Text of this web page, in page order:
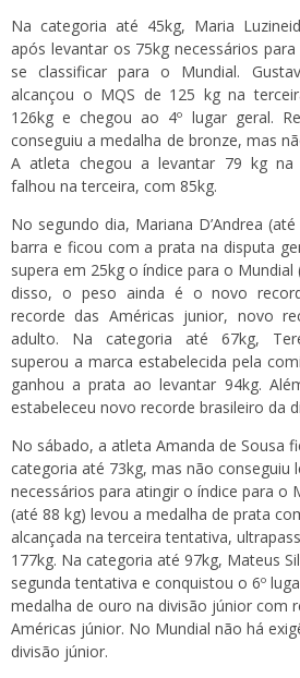
Na categoria até 45kg, Maria
após levantar os 75kg necessários
se classificar para o Mundial.
alcançou o MQS de 125 kg na
126kg e chegou ao 4º lugar geral.
conseguiu a medalha de bronze, mas
A atleta chegou a levantar 79 kg na
falhou na terceira, com 85kg.
No segundo dia, Mariana D’Andrea
barra e ficou com a prata na disputa
supera em 25kg o índice para o Mundial
disso, o peso ainda é o novo
recorde das Américas junior, novo
adulto. Na categoria até 67kg,
superou a marca estabelecida pela
ganhou a prata ao levantar 94kg.
estabeleceu novo recorde brasileiro da
No sábado, a atleta Amanda de Sousa
categoria até 73kg, mas não conseguiu
necessários para atingir o índice para o
(até 88 kg) levou a medalha de prata
alcançada na terceira tentativa,
177kg. Na categoria até 97kg, Mateus
segunda tentativa e conquistou o 6º
medalha de ouro na divisão júnior com
Américas júnior. No Mundial não há
divisão júnior.